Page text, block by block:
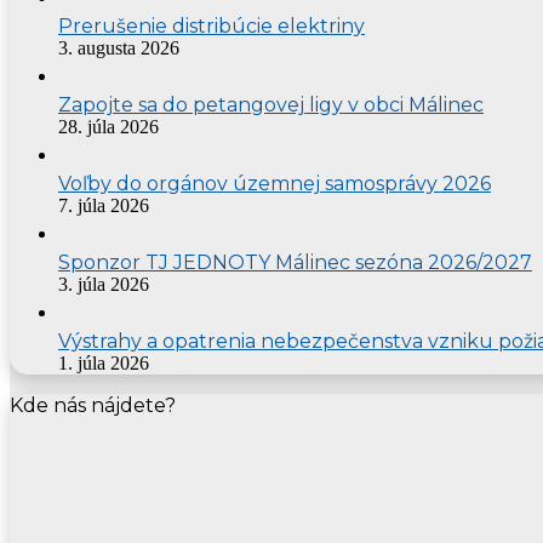
Prerušenie distribúcie elektriny
3. augusta 2026
Zapojte sa do petangovej ligy v obci Málinec
28. júla 2026
Voľby do orgánov územnej samosprávy 2026
7. júla 2026
Sponzor TJ JEDNOTY Málinec sezóna 2026/2027
3. júla 2026
Výstrahy a opatrenia nebezpečenstva vzniku
1. júla 2026
Kde nás nájdete?